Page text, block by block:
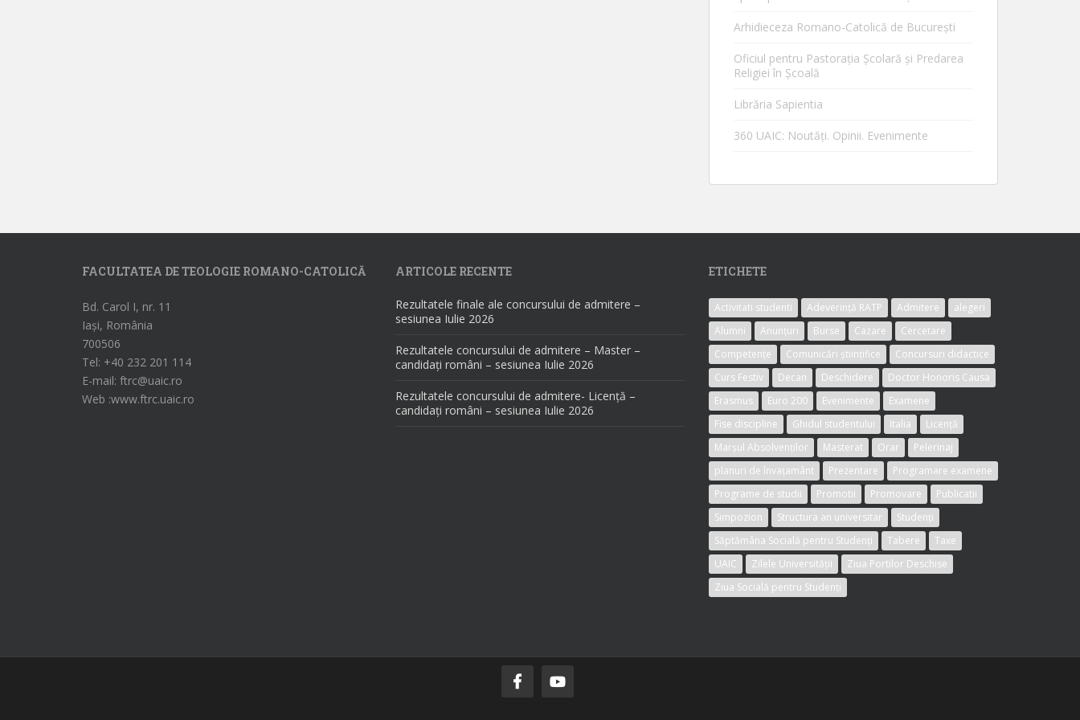
Arhidieceza Romano-Catolică de Bucureşti
Oficiul pentru Pastorația Școlară și Predarea
Religiei în Școală
Librăria Sapientia
360 UAIC: Noutăţi. Opinii. Evenimente
FACULTATEA DE TEOLOGIE ROMANO-CATOLICĂ
Bd. Carol I, nr. 11
Iași, România
700506
Tel: +40 232 201 114
E-mail: ftrc@uaic.ro
Web :www.ftrc.uaic.ro
ARTICOLE RECENTE
Rezultatele finale ale concursului de admitere –
sesiunea Iulie 2026
Rezultatele concursului de admitere – Master –
candidați români – sesiunea Iulie 2026
Rezultatele concursului de admitere- Licență –
candidați români – sesiunea Iulie 2026
ETICHETE
Activitati studenti Adeverință RATP Admitere
alegeri
Alumni
Anunțuri Burse Cazare
Cercetare
Competențe
Comunicări științifice
Concursuri didactice
Curs Festiv
Decan Deschidere
Doctor Honoris Causa
Erasmus
Euro 200 Evenimente
Examene
Fise discipline
Ghidul studentului Italia
Licență
Marșul Absolvenților
Masterat Orar
Pelerinaj
planuri de învațamânt
Prezentare
Programare examene
Programe de studii
Promotii Promovare
Publicatii
Simpozion
Structura an universitar
Studenți
Săptămâna Socială pentru Studenți
Tabere
Taxe
UAIC
Zilele Universității
Ziua Portilor Deschise
Ziua Socială pentru Studenți